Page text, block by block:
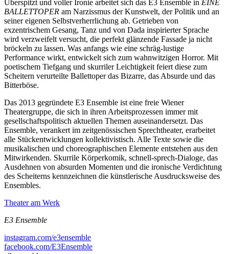
Überspitzt und voller Ironie arbeitet sich das E3 Ensemble in EINE
BALLETTOPER am Narzissmus der Kunstwelt, der Politik und an
seiner eigenen Selbstverherr­lichung ab. Getrieben von
exzentrischem Gesang, Tanz und von Dada inspirierter Sprache
wird verzweifelt versucht, die perfekt glänzende Fassade ja nicht
bröckeln zu lassen. Was anfangs wie eine schräg-lustige
Performance wirkt, entwickelt sich zum wahnwitzigen Horror. Mit
poetischem Tiefgang und skurriler Leichtigkeit feiert diese zum
Scheitern verurteilte Ballettoper das Bizarre, das Absurde und das
Bitterböse.
Das 2013 gegründete E3 Ensemble ist eine freie Wiener
Theatergruppe, die sich in ihren Arbeitsprozessen immer mit
gesellschaftspolitisch aktuellen Themen auseinandersetzt. Das
Ensemble, verankert im zeitgenössischen Sprechtheater, erarbeitet
alle Stückentwicklungen kollek­tivistisch. Alle Texte sowie die
musika­lischen und choreographischen Elemente entstehen aus den
Mitwirkenden. Skurrile Körperkomik, schnell-sprech-Dialoge, das
Ausdehnen von absurden Momenten und die ironische Verdichtung
des Scheiterns kennzeichnen die künstlerische Ausdrucks­weise des
Ensembles.
Theater am Werk
E3 Ensemble
instagram.com/e3ensemble
facebook.com/E3Ensemble